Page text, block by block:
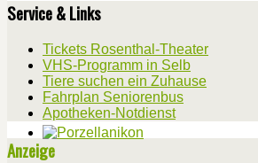
Service & Links
Tickets Rosenthal-Theater
VHS-Programm in Selb
Tiere suchen ein Zuhause
Fahrplan Seniorenbus
Apotheken-Notdienst
Anzeige